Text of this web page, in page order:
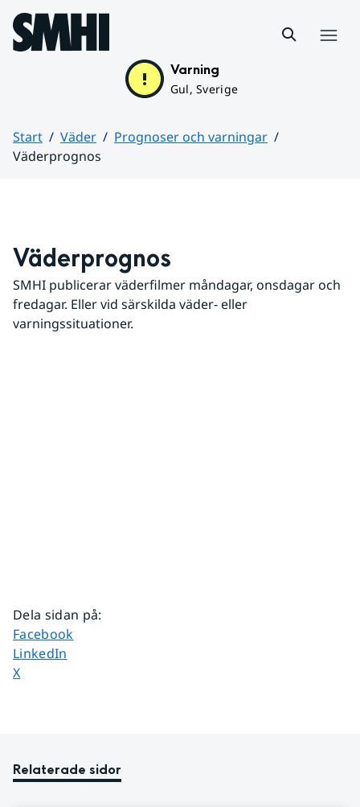
Hoppa till sidans innehåll
Varning
Gul, Sverige
Start Väder
Prognoser och varningar
Väderprognos
Väderprognos
SMHI publicerar väderfilmer måndagar, onsdagar och
fredagar. Eller vid särskilda väder- eller
varningssituationer.
Dela sidan på:
Dela sidan på
Facebook
Dela sidan på
LinkedIn
Dela sidan på
X
Relaterade sidor